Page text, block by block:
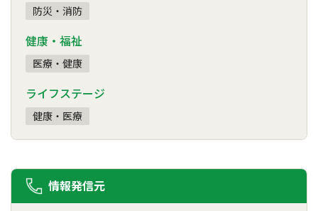
防災・消防
健康・福祉
医療・健康
ライフステージ
健康・医療
情報発信元